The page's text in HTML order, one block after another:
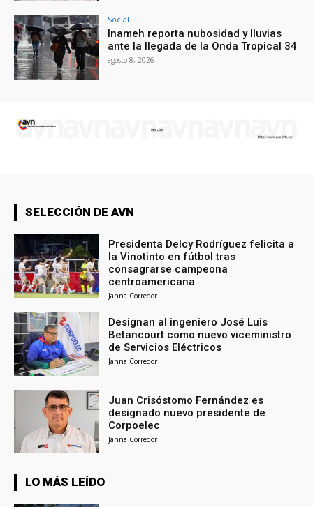
Social
Inameh reporta nubosidad y lluvias
ante la llegada de la Onda Tropical 34
agosto 8, 2026
SELECCIÓN DE AVN
Presidenta Delcy Rodríguez felicita a
la Vinotinto en fútbol tras
consagrarse campeona
centroamericana
Janna Corredor
Designan al ingeniero José Luis
Betancourt como nuevo viceministro
de Servicios Eléctricos
Janna Corredor
Juan Crisóstomo Fernández es
designado nuevo presidente de
Corpoelec
Janna Corredor
LO MÁS LEÍDO